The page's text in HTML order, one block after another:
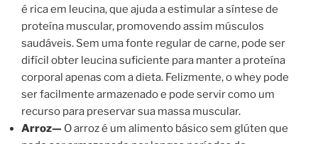
é rica em leucina, que ajuda a estimular a síntese de
proteína muscular, promovendo assim músculos
saudáveis. Sem uma fonte regular de carne, pode ser
difícil obter leucina suficiente para manter a proteína
corporal apenas com a dieta. Felizmente, o whey pode
ser facilmente armazenado e pode servir como um
recurso para preservar sua massa muscular.
Arroz— O arroz é um alimento básico sem glúten que